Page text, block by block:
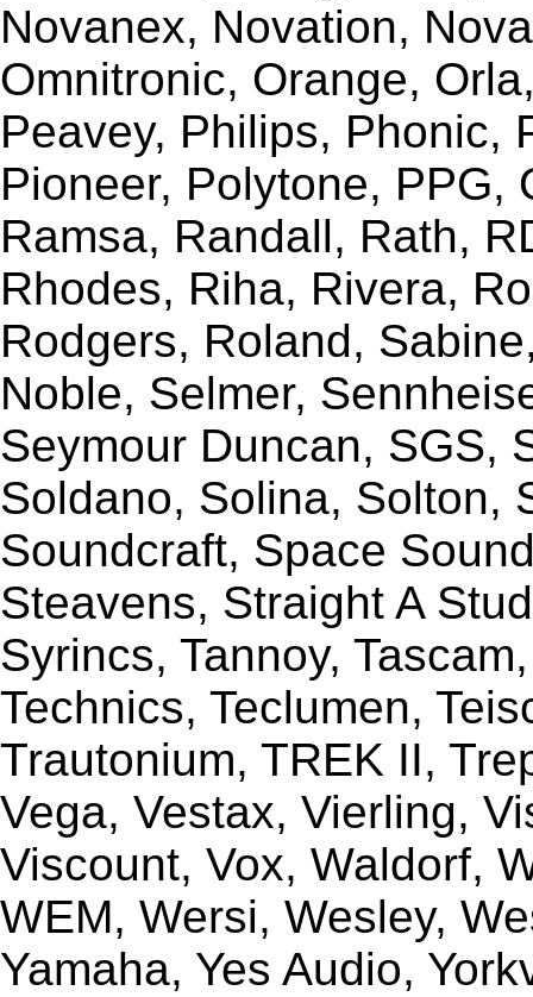
Novanex, Novation,
Omnitronic, Orange,
Peavey, Philips, Phonic,
Pioneer, Polytone, PPG,
Ramsa, Randall, Rath,
Rhodes, Riha, Rivera,
Rodgers, Roland,
Noble, Selmer,
Seymour Duncan, SGS,
Soldano, Solina, Solton,
Soundcraft, Space
Steavens, Straight A
Syrincs, Tannoy,
Technics, Teclumen,
Trautonium, TREK II,
Vega, Vestax, Vierling,
Viscount, Vox, Waldorf,
WEM, Wersi, Wesley,
Yamaha, Yes Audio,